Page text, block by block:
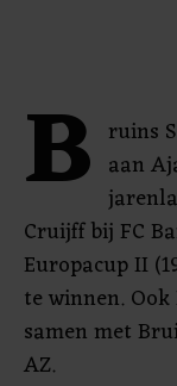
B ruins
aan
Cruijff bij FC
Europacup II
te winnen.
samen met
AZ.